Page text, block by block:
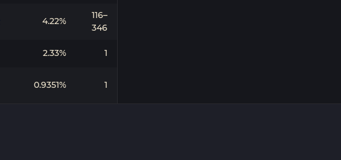
4.22%
116–
346
2.33% 1
0.9351% 1